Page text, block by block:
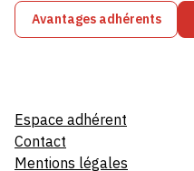
Avantages adhérents
Espace adhérent
Contact
Mentions légales